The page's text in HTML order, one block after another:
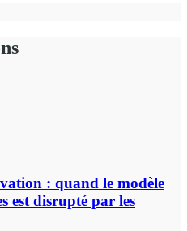
: quand le modèle
est disrupté par les